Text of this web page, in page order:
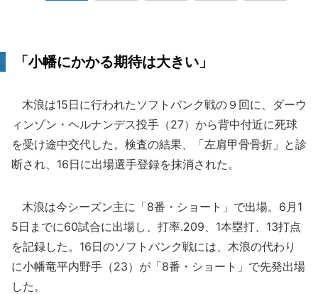
「小幡にかかる期待は大きい」
木浪は15日に行われたソフトバンク戦の９回に、ダーウ
ィンゾン・ヘルナンデス投手（27）から背中付近に死球
を受け途中交代した。検査の結果、「左肩甲骨骨折」と診
断され、16日に出場選手登録を抹消された。
木浪は今シーズン主に「8番・ショート」で出場。6月1
5日までに60試合に出場し、打率.209、1本塁打、13打点
を記録した。16日のソフトバンク戦には、木浪の代わり
に小幡竜平内野手（23）が「8番・ショート」で先発出場
した。